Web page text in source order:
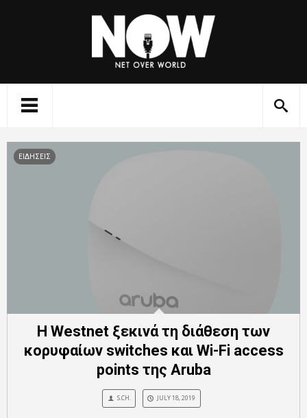
ΕΙΔΗΣΕΙΣ
Η Westnet ξεκινά τη διάθεση των
κορυφαίων switches και Wi-Fi access
points της Aruba
S.CH. JULY 18, 2019